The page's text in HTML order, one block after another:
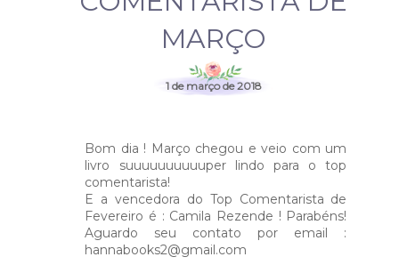
MARÇO
1 de março de 2018
Bom dia ! Março chegou e veio com um
livro suuuuuuuuuuper lindo para o top
comentarista!
E a vencedora do Top Comentarista de
Fevereiro é : Camila Rezende ! Parabéns!
Aguardo seu contato por email :
hannabooks2@gmail.com